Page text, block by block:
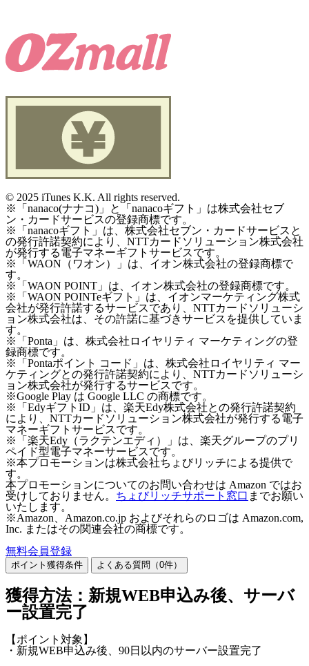
© 2025 iTunes K.K. All rights reserved.
※「nanaco(ナナコ)」と「nanacoギフト」は株式会社セブ
ン・カードサービスの登録商標です。
※「nanacoギフト」は、株式会社セブン・カードサービスと
の発行許諾契約により、NTTカードソリューション株式会社
が発行する電子マネーギフトサービスです。
※「WAON（ワオン）」は、イオン株式会社の登録商標で
す。
※「WAON POINT」は、イオン株式会社の登録商標です。
※「WAON POINTeギフト」は、イオンマーケティング株式
会社が発行許諾するサービスであり、NTTカードソリューシ
ョン株式会社は、その許諾に基づきサービスを提供していま
す。
※「Ponta」は、株式会社ロイヤリティ マーケティングの登
録商標です。
※「Pontaポイント コード」は、株式会社ロイヤリティ マー
ケティングとの発行許諾契約により、NTTカードソリューシ
ョン株式会社が発行するサービスです。
※Google Play は Google LLC の商標です。
※「EdyギフトID」は、楽天Edy株式会社との発行許諾契約
により、NTTカードソリューション株式会社が発行する電子
マネーギフトサービスです。
※「楽天Edy（ラクテンエディ）」は、楽天グループのプリ
ペイド型電子マネーサービスです。
※本プロモーションは株式会社ちょびリッチによる提供で
す。
本プロモーションについてのお問い合わせは Amazon ではお
受けしておりません。 ちょびリッチサポート窓口 までお願い
いたします。
※Amazon、Amazon.co.jp およびそれらのロゴは Amazon.com,
Inc. またはその関連会社の商標です。
無料会員登録
ポイント獲得条件 よくある質問（0件）
獲得方法：新規WEB申込み後、サーバ
ー設置完了
【ポイント対象】
・新規WEB申込み後、90日以内のサーバー設置完了